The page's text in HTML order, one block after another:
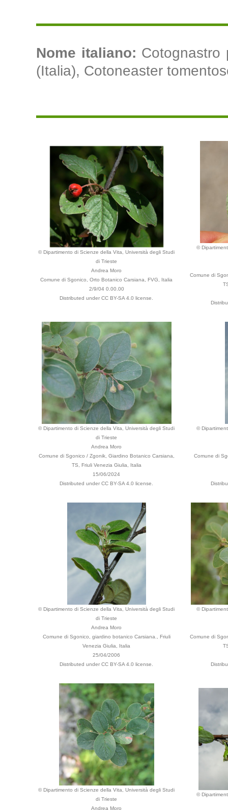
Nome italiano: Cotognastro
(Italia), Cotoneaster
© Dipartimento di Scienze della Vita, Università degli Studi
di Trieste
Andrea Moro
Comune di Sgonico, Orto Botanico Carsiana, FVG, Italia
2/9/04 0.00.00
Distributed under CC BY-SA 4.0 license.
©
Comune di
© Dipartimento di Scienze della Vita, Università degli Studi
di Trieste
Andrea Moro
Comune di Sgonico / Zgonik, Giardino Botanico Carsiana,
TS, Friuli Venezia Giulia, Italia
15/06/2024
Distributed under CC BY-SA 4.0 license.
©
Comune di
© Dipartimento di Scienze della Vita, Università degli Studi
di Trieste
Andrea Moro
Comune di Sgonico, giardino botanico Carsiana., Friuli
Venezia Giulia, Italia
25/04/2006
Distributed under CC BY-SA 4.0 license.
©
Comune di
© Dipartimento di Scienze della Vita, Università degli Studi
di Trieste
Andrea Moro
©